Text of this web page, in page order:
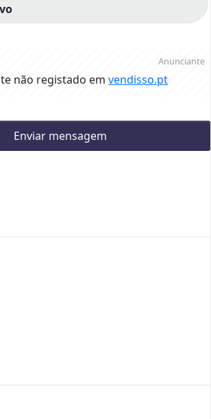
Anunciante
não registado emvendisso.pt
Enviar mensagem